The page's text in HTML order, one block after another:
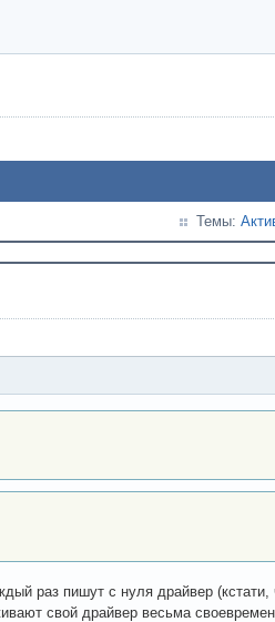
Темы:
раз пишут с нуля драйвер (кстати,
свой драйвер весьма